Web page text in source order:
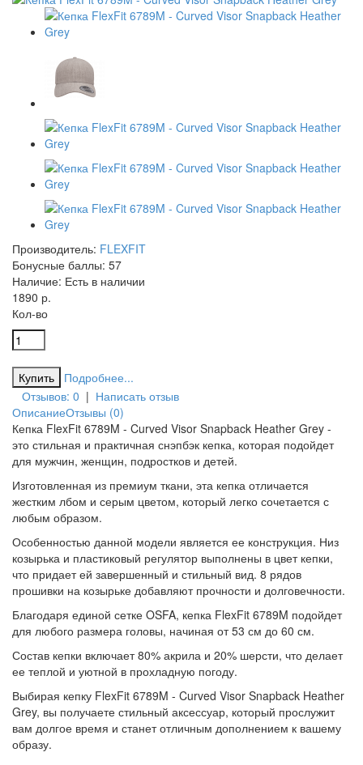
Производитель: FLEXFIT
Бонусные баллы: 57
Наличие: Есть в наличии
1890 р.
Кол-во
Подробнее...
Отзывов: 0 | Написать отзыв
ОписаниеОтзывы (0)
Кепка FlexFit 6789M - Curved Visor Snapback Heather Grey -
это стильная и практичная снэпбэк кепка, которая подойдет
для мужчин, женщин, подростков и детей.
Изготовленная из премиум ткани, эта кепка отличается
жестким лбом и серым цветом, который легко сочетается с
любым образом.
Особенностью данной модели является ее конструкция. Низ
козырька и пластиковый регулятор выполнены в цвет кепки,
что придает ей завершенный и стильный вид. 8 рядов
прошивки на козырьке добавляют прочности и долговечности.
Благодаря единой сетке OSFA, кепка FlexFit 6789M подойдет
для любого размера головы, начиная от 53 см до 60 см.
Состав кепки включает 80% акрила и 20% шерсти, что делает
ее теплой и уютной в прохладную погоду.
Выбирая кепку FlexFit 6789M - Curved Visor Snapback Heather
Grey, вы получаете стильный аксессуар, который прослужит
вам долгое время и станет отличным дополнением к вашему
образу.